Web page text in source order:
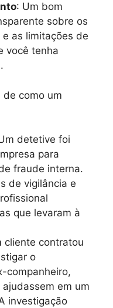
: Um bom
sobre os
as limitações de
você tenha
de como um
detetive foi
para
fraude interna.
de vigilância e
que levaram à
cliente contratou
o
companheiro,
em um
investigação